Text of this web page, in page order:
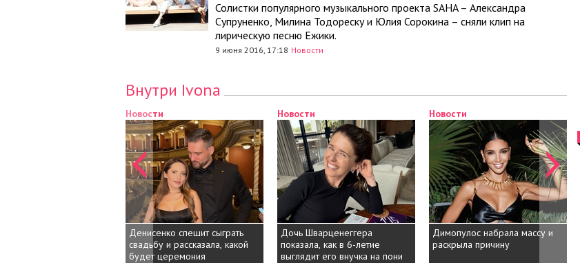
Солистки популярного музыкального проекта SAHA – Александра
Супруненко, Милина Тодореску и Юлия Сорокина – сняли клип на
лирическую песню Ежики.
9 июня 2016, 17:18 Новости
Внутри Ivona
Новости
Денисенко спешит сыграть
свадьбу и рассказала, какой
будет церемония
Новости
Дочь Шварценеггера
показала, как в 6-летие
выглядит его внучка на пони
Новости
Димопулос набрала массу и
раскрыла причину